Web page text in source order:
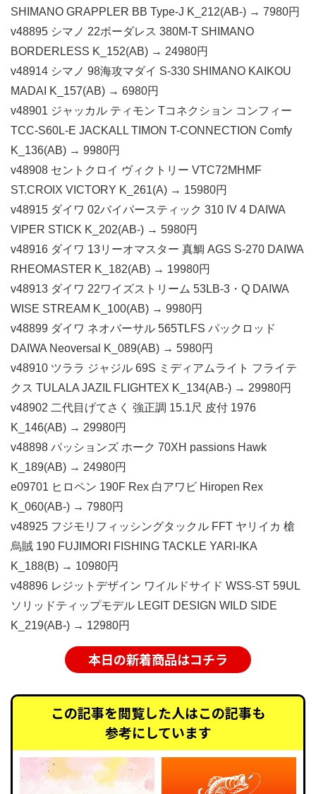
SHIMANO GRAPPLER BB Type-J K_212(AB-) → 7980円
v48895 シマノ 22ボーダレス 380M-T SHIMANO
BORDERLESS K_152(AB) → 24980円
v48914 シマノ 98海攻マダイ S-330 SHIMANO KAIKOU
MADAI K_157(AB) → 6980円
v48901 ジャッカル ティモン Tコネクション コンフィー
TCC-S60L-E JACKALL TIMON T-CONNECTION Comfy
K_136(AB) → 9980円
v48908 セントクロイ ヴィクトリー VTC72MHMF
ST.CROIX VICTORY K_261(A) → 15980円
v48915 ダイワ 02バイパースティック 310 IV 4 DAIWA
VIPER STICK K_202(AB-) → 5980円
v48916 ダイワ 13リーオマスター 真鯛 AGS S-270 DAIWA
RHEOMASTER K_182(AB) → 19980円
v48913 ダイワ 22ワイズストリーム 53LB-3・Q DAIWA
WISE STREAM K_100(AB) → 9980円
v48899 ダイワ ネオバーサル 565TLFS パックロッド
DAIWA Neoversal K_089(AB) → 5980円
v48910 ツララ ジャジル 69S ミディアムライト フライテ
クス TULALA JAZIL FLIGHTEX K_134(AB-) → 29980円
v48902 二代目げてさく 強正調 15.1尺 皮付 1976
K_146(AB) → 29980円
v48898 パッションズ ホーク 70XH passions Hawk
K_189(AB) → 24980円
e09701 ヒロペン 190F Rex 白アワビ Hiropen Rex
K_060(AB-) → 7980円
v48925 フジモリフィッシングタックル FFT ヤリイカ 槍
烏賊 190 FUJIMORI FISHING TACKLE YARI-IKA
K_188(B) → 10980円
v48896 レジットデザイン ワイルドサイド WSS-ST 59UL
ソリッドティップモデル LEGIT DESIGN WILD SIDE
K_219(AB-) → 12980円
本日の新着商品はコチラ
この記事を閲覧した人はこの記事も
参考にしています